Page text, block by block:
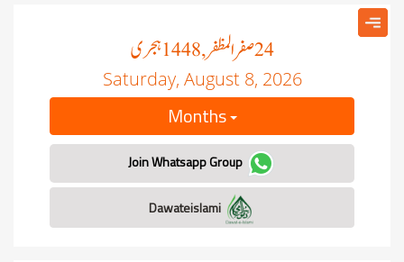
24صفر المظفر, 1448 ہجری
Saturday, August 8, 2026
Months
Join Whatsapp Group